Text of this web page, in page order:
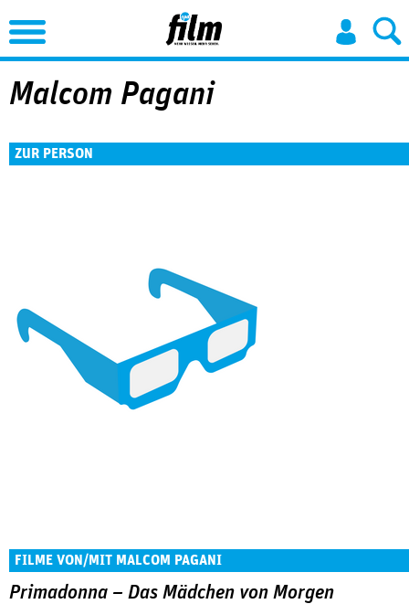
Jump to Navigation
Malcom Pagani
ZUR PERSON
FILME VON/MIT MALCOM PAGANI
Primadonna – Das Mädchen von Morgen